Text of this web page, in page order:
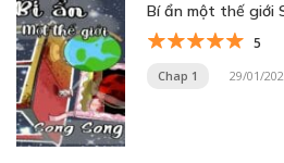
Bí ẩn một thế giới
5
Chap 1 29/01/